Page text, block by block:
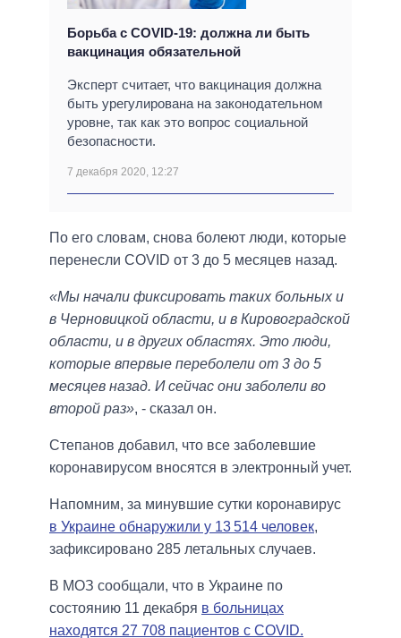
Борьба с COVID-19: должна ли быть
вакцинация обязательной
Эксперт считает, что вакцинация должна
быть урегулирована на законодательном
уровне, так как это вопрос социальной
безопасности.
7 декабря 2020, 12:27
По его словам, снова болеют люди, которые
перенесли COVID от 3 до 5 месяцев назад.
«Мы начали фиксировать таких больных и
в Черновицкой области, и в Кировоградской
области, и в других областях. Это люди,
которые впервые переболели от 3 до 5
месяцев назад. И сейчас они заболели во
второй раз», - сказал он.
Степанов добавил, что все заболевшие
коронавирусом вносятся в электронный учет.
Напомним, за минувшие сутки коронавирус
в Украине обнаружили у 13 514 человек,
зафиксировано 285 летальных случаев.
В МОЗ сообщали, что в Украине по
состоянию 11 декабря в больницах
находятся 27 708 пациентов с COVID.